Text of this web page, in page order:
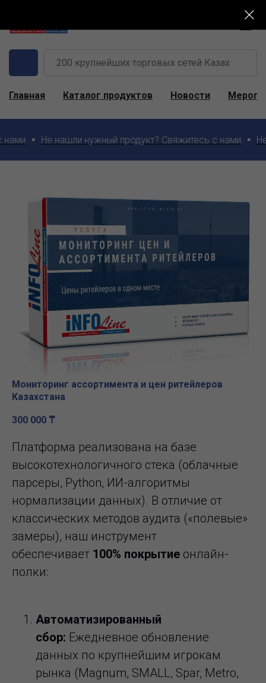
Главная Каталог продуктов Новости
Не нашли нужный продукт? Свяжитесь с нами Не
Мониторинг ассортимента и цен ритейлеров
Казахстана
300 000 ₸
Платформа реализована на базе
высокотехнологичного стека (облачные
парсеры, Python, ИИ-алгоритмы
нормализации данных). В отличие от
классических методов аудита («полевые»
замеры), наш инструмент
обеспечивает 100% покрытие онлайн-
полки:
Автоматизированный
сбор: Ежедневное обновление
данных по крупнейшим игрокам
рынка (Magnum, SMALL, Spar, Metro,